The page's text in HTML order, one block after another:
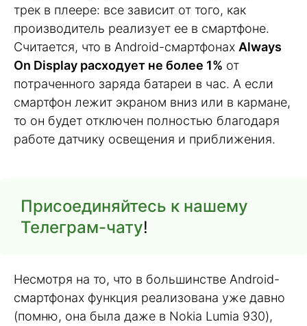
трек в плеере: все зависит от того, как
производитель реализует ее в смартфоне.
Считается, что в Android-смартфонах Always
On Display расходует не более 1% от
потраченного заряда батареи в час. А если
смартфон лежит экраном вниз или в кармане,
то он будет отключен полностью благодаря
работе датчику освещения и приближения.
Присоединяйтесь к нашему
Телеграм-чату!
Несмотря на то, что в большинстве Android-
смартфонах функция реализована уже давно
(помню, она была даже в Nokia Lumia 930),